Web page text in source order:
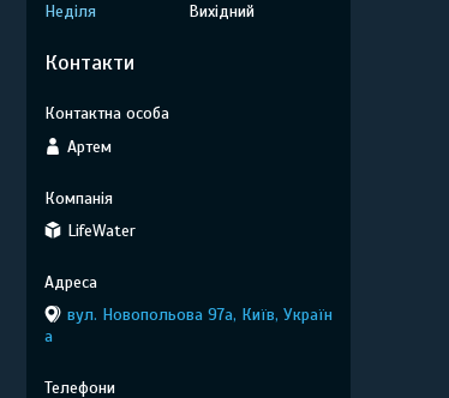
Неділя
Вихідний
Контакти
Артем
LifeWater
вул. Новопольова 97а, Київ, Україн
а